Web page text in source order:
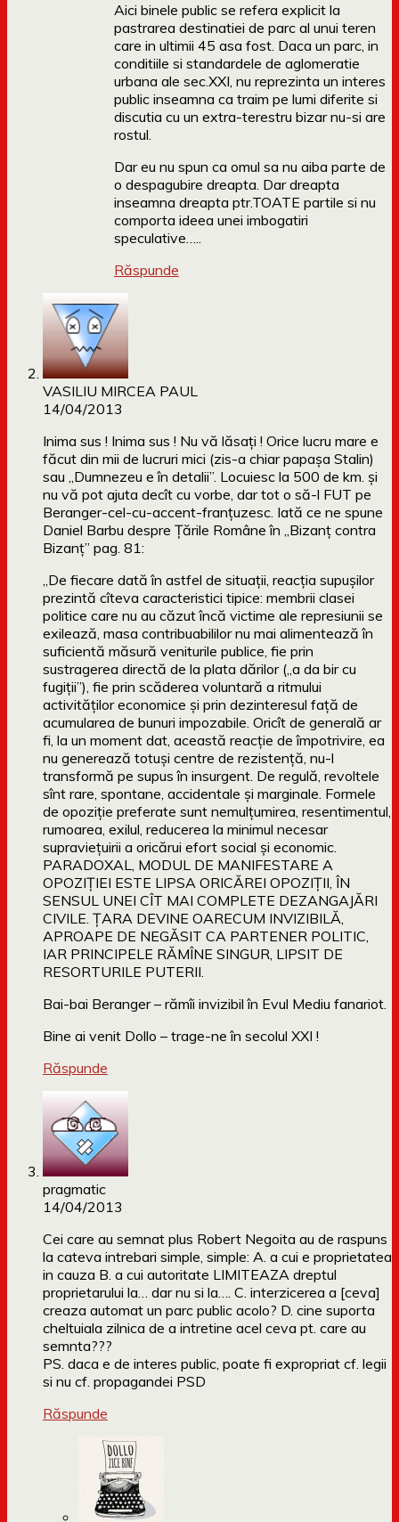
Aici binele public se refera explicit la
pastrarea destinatiei de parc al unui teren
care in ultimii 45 asa fost. Daca un parc, in
conditiile si standardele de aglomeratie
urbana ale sec.XXI, nu reprezinta un interes
public inseamna ca traim pe lumi diferite si
discutia cu un extra-terestru bizar nu-si are
rostul.
Dar eu nu spun ca omul sa nu aiba parte de
o despagubire dreapta. Dar dreapta
inseamna dreapta ptr.TOATE partile si nu
comporta ideea unei imbogatiri
speculative…..
Răspunde
VASILIU MIRCEA PAUL
14/04/2013
Inima sus ! Inima sus ! Nu vă lăsați ! Orice lucru mare e
făcut din mii de lucruri mici (zis-a chiar papașa Stalin)
sau „Dumnezeu e în detalii”. Locuiesc la 500 de km. și
nu vă pot ajuta decît cu vorbe, dar tot o să-l FUT pe
Beranger-cel-cu-accent-franțuzesc. Iată ce ne spune
Daniel Barbu despre Țările Române în „Bizanț contra
Bizanț” pag. 81:
„De fiecare dată în astfel de situații, reacția supușilor
prezintă cîteva caracteristici tipice: membrii clasei
politice care nu au căzut încă victime ale represiunii se
exilează, masa contribuabililor nu mai alimentează în
suficientă măsură veniturile publice, fie prin
sustragerea directă de la plata dărilor („a da bir cu
fugiții”), fie prin scăderea voluntară a ritmului
activităților economice și prin dezinteresul față de
acumularea de bunuri impozabile. Oricît de generală ar
fi, la un moment dat, această reacție de împotrivire, ea
nu generează totuși centre de rezistență, nu-l
transformă pe supus în insurgent. De regulă, revoltele
sînt rare, spontane, accidentale și marginale. Formele
de opoziție preferate sunt nemulțumirea, resentimentul,
rumoarea, exilul, reducerea la minimul necesar
supraviețuirii a oricărui efort social și economic.
PARADOXAL, MODUL DE MANIFESTARE A
OPOZIȚIEI ESTE LIPSA ORICĂREI OPOZIȚII, ÎN
SENSUL UNEI CÎT MAI COMPLETE DEZANGAJĂRI
CIVILE. ȚARA DEVINE OARECUM INVIZIBILĂ,
APROAPE DE NEGĂSIT CA PARTENER POLITIC,
IAR PRINCIPELE RĂMÎNE SINGUR, LIPSIT DE
RESORTURILE PUTERII.
Bai-bai Beranger – rămîi invizibil în Evul Mediu fanariot.
Bine ai venit Dollo – trage-ne în secolul XXI !
Răspunde
pragmatic
14/04/2013
Cei care au semnat plus Robert Negoita au de raspuns
la cateva intrebari simple, simple: A. a cui e proprietatea
in cauza B. a cui autoritate LIMITEAZA dreptul
proprietarului la… dar nu si la…. C. interzicerea a [ceva]
creaza automat un parc public acolo? D. cine suporta
cheltuiala zilnica de a intretine acel ceva pt. care au
semnta???
PS. daca e de interes public, poate fi expropriat cf. legii
si nu cf. propagandei PSD
Răspunde